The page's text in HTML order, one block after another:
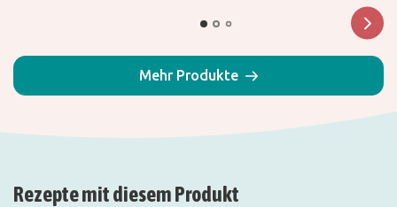
Mehr Produkte
Rezepte mit diesem Produkt